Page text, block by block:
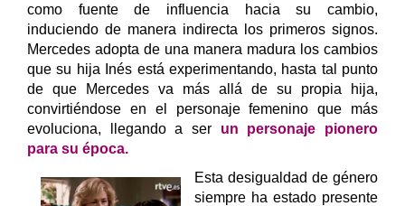
como fuente de influencia hacia su cambio,
induciendo de manera indirecta los primeros signos.
Mercedes adopta de una manera madura los cambios
que su hija Inés está experimentando, hasta tal punto
de que Mercedes va más allá de su propia hija,
convirtiéndose en el personaje femenino que más
evoluciona, llegando a ser un personaje pionero
para su época.
Esta desigualdad de género
siempre ha estado presente